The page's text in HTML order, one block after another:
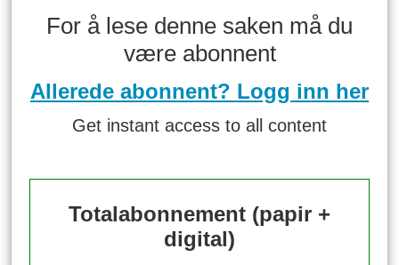
For å lese denne saken må du
være abonnent
Allerede abonnent? Logg inn her
Get instant access to all content
Totalabonnement (papir +
digital)